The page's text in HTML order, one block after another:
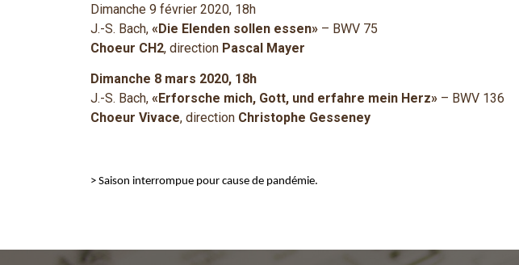
Dimanche 9 février 2020, 18h
J.-S. Bach, «Die Elenden sollen essen» – BWV 75
Choeur CH2, direction Pascal Mayer
Dimanche 8 mars 2020, 18h
J.-S. Bach, «Erforsche mich, Gott, und erfahre mein Herz» – BWV 136
Choeur Vivace, direction Christophe Gesseney
> Saison interrompue pour cause de pandémie.